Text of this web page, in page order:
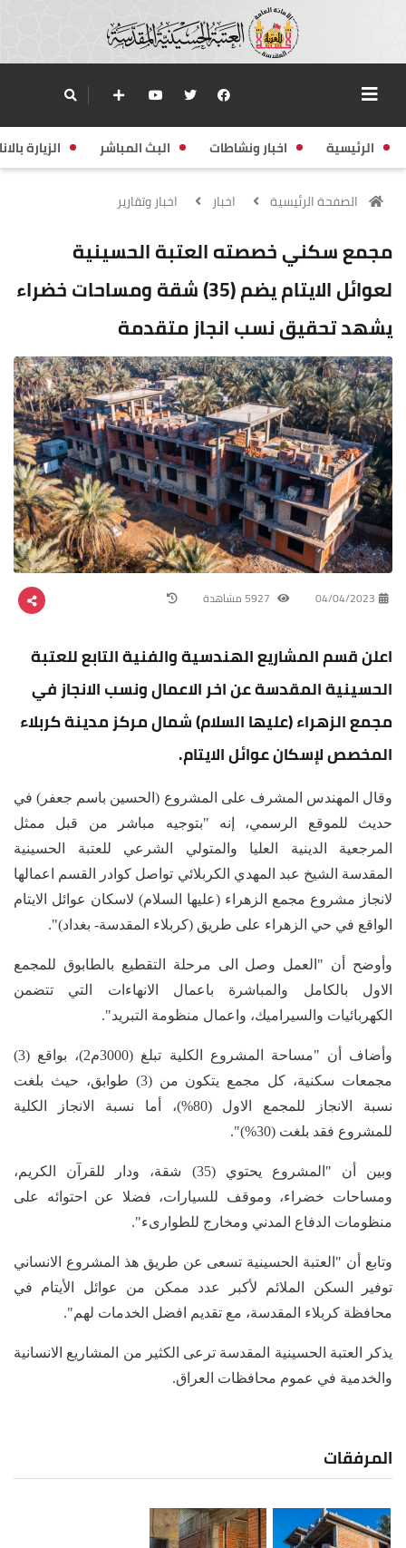
الرئيسية اخبار ونشاطات البث المباشر الزيارة
الصفحة الرئيسية اخبار اخبار وتقارير
مجمع سكني خصصته العتبة الحسينية
لعوائل الايتام يضم (35) شقة ومساحات خضراء
يشهد تحقيق نسب انجاز متقدمة
04/04/2023
اعلن قسم المشاريع الهندسية والفنية التابع للعتبة
الحسينية المقدسة عن اخر الاعمال ونسب الانجاز في
مجمع الزهراء (عليها السلام) شمال مركز مدينة كربلاء
المخصص لإسكان عوائل الايتام.
وقال المهندس المشرف على المشروع (الحسين باسم جعفر) في
حديث للموقع الرسمي، إنه "بتوجيه مباشر من قبل ممثل
المرجعية الدينية العليا والمتولي الشرعي للعتبة الحسينية
المقدسة الشيخ عبد المهدي الكربلائي تواصل كوادر القسم اعمالها
لانجاز مشروع مجمع الزهراء (عليها السلام) لاسكان عوائل الايتام
الواقع في حي الزهراء على طريق (كربلاء المقدسة- بغداد)".
وأوضح أن "العمل وصل الى مرحلة التقطيع بالطابوق للمجمع
الاول بالكامل والمباشرة باعمال الانهاءات التي تتضمن
الكهربائيات والسيراميك، واعمال منظومة التبريد".
وأضاف أن "مساحة المشروع الكلية تبلغ (3000م2)، بواقع (3)
مجمعات سكنية، كل مجمع يتكون من (3) طوابق، حيث بلغت
نسبة الانجاز للمجمع الاول (80%)، أما نسبة الانجاز الكلية
للمشروع فقد بلغت (30%)".
وبين أن "المشروع يحتوي (35) شقة، ودار للقرآن الكريم،
ومساحات خضراء، وموقف للسيارات، فضلا عن احتوائه على
منظومات الدفاع المدني ومخارج للطوارىء".
وتابع أن "العتبة الحسينية تسعى عن طريق هذ المشروع الانساني
توفير السكن الملائم لأكبر عدد ممكن من عوائل الأيتام في
محافظة كربلاء المقدسة، مع تقديم افضل الخدمات لهم".
يذكر العتبة الحسينية المقدسة ترعى الكثير من المشاريع الانسانية
والخدمية في عموم محافظات العراق.
المرفقات